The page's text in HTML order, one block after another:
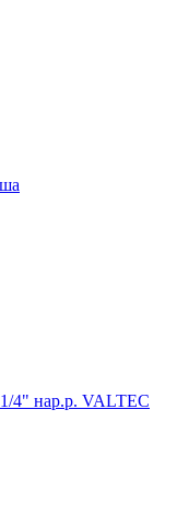
4" нар.р. VALTEC